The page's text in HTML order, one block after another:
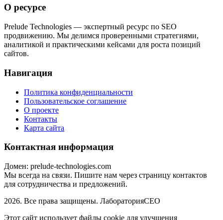
О ресурсе
Prelude Technologies — экспертный ресурс по SEO
продвижению. Мы делимся проверенными стратегиями,
аналитикой и практическими кейсами для роста позиций
сайтов.
Навигация
Политика конфиденциальности
Пользовательское соглашение
О проекте
Контакты
Карта сайта
Контактная информация
Домен: prelude-technologies.com
Мы всегда на связи. Пишите нам через страницу контактов
для сотрудничества и предложений.
2026. Все права защищены. ЛабораторияСЕО
Этот сайт использует файлы cookie для улучшения